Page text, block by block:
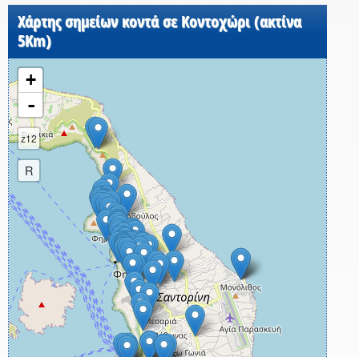
Χάρτης σημείων κοντά σε Κοντοχώρι (ακτίνα
5Km)
+
-
z12
R